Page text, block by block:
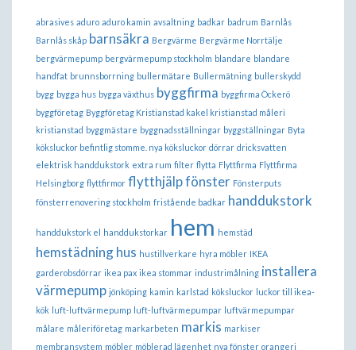
abrasives aduro aduro kamin avsaltning badkar badrum Barnlås
Barnlås skåp barnsäkra Bergvärme Bergvärme Norrtälje
bergvärmepump bergvärmepump stockholm blandare blandare
handfat brunnsborrning bullermätare Bullermätning bullerskydd
bygg bygga hus bygga växthus byggfirma byggfirma Öckerö
byggföretag Byggföretag Kristianstad kakel kristianstad måleri
kristianstad byggmästare byggnadsställningar byggställningar Byta
köksluckor befintlig stomme. nya köksluckor dörrar dricksvatten
elektrisk handdukstork extra rum filter flytta Flyttfirma Flyttfirma
Helsingborg flyttfirmor flytthjälpfönster Fönsterputs
fönsterrenovering stockholm fristående badkar handdukstork
handdukstork el handdukstorkar hem hemstäd
hemstädninghus hustillverkare hyra möbler IKEA
garderobsdörrar ikea pax ikea stommar industrimålning installera
värmepump jönköping kamin karlstad köksluckor luckor till ikea-
kök luft-luftvärmepump luft-luftvärmepumpar luftvärmepumpar
målare måleriföretag markarbeten markis markiser
membransystem möbler möblerad lägenhet nya fönster orangeri